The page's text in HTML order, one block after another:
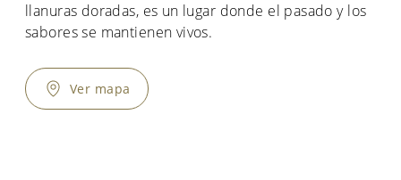
llanuras doradas, es un lugar donde el pasado y los
sabores se mantienen vivos.
Ver mapa